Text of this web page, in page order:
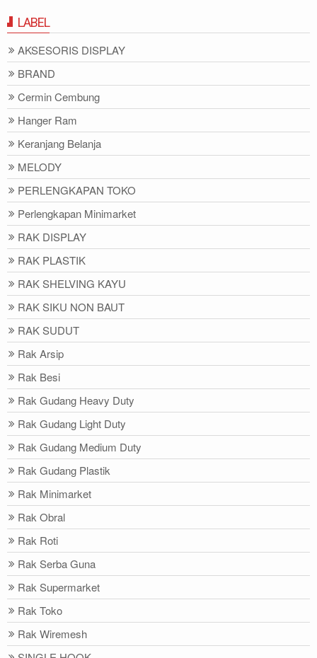
LABEL
AKSESORIS DISPLAY
BRAND
Cermin Cembung
Hanger Ram
Keranjang Belanja
MELODY
PERLENGKAPAN TOKO
Perlengkapan Minimarket
RAK DISPLAY
RAK PLASTIK
RAK SHELVING KAYU
RAK SIKU NON BAUT
RAK SUDUT
Rak Arsip
Rak Besi
Rak Gudang Heavy Duty
Rak Gudang Light Duty
Rak Gudang Medium Duty
Rak Gudang Plastik
Rak Minimarket
Rak Obral
Rak Roti
Rak Serba Guna
Rak Supermarket
Rak Toko
Rak Wiremesh